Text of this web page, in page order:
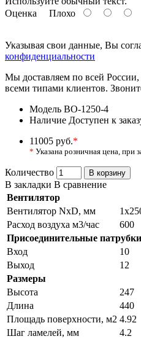
Оценка Плохо
Указывая свои данные, Вы
конфиденциальности
Мы доставляем по всей России,
всеми типами клиентов.
Модель ВО-1250-4
Наличие Доступен к
11005 руб.*
* Указана розничная цена, при
Количество В корзину
В закладки В сравнение
Вентилятор
Вентилятор NxD, мм
Расход воздуха м3/час
600
Присоединительные патрубки
Вход
10
Выход
12
Размеры
Высота
247
Длина
440
Площадь поверхности, м2 4.92
Шаг ламелей, мм
4.2